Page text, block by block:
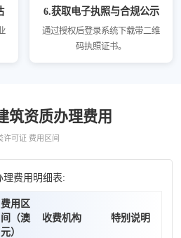
6.获取电子执照与合规公示
通过授权后登录系统下载带二维
码执照证书。
筑资质办理费用
许可证 费用区间
理费用明细表:
费用区
间（澳
元）
收费机构 特别说明